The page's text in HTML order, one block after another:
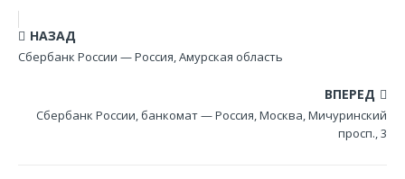
НАЗАД
Сбербанк России — Россия, Амурская область
ВПЕРЕД
Сбербанк России, банкомат — Россия, Москва, Мичуринский
просп., 3